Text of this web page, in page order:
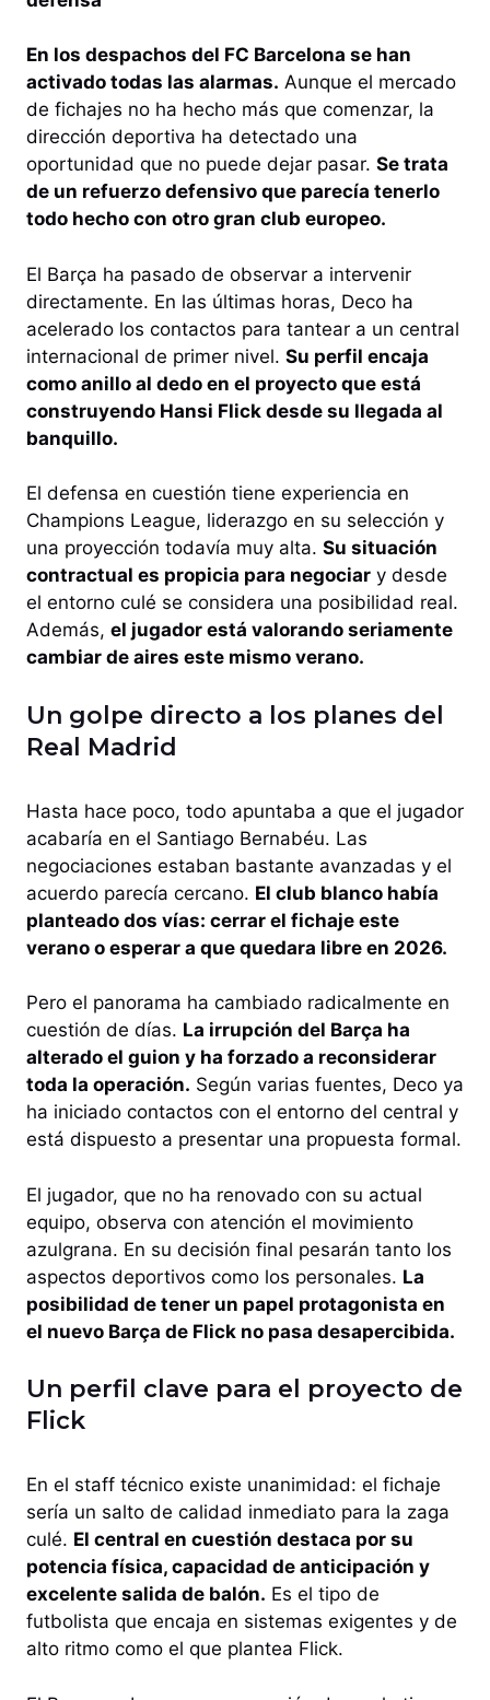
En los despachos del FC Barcelona se han
activado todas las alarmas. Aunque el mercado
de fichajes no ha hecho más que comenzar, la
dirección deportiva ha detectado una
oportunidad que no puede dejar pasar. Se trata
de un refuerzo defensivo que parecía tenerlo
todo hecho con otro gran club europeo.
El Barça ha pasado de observar a intervenir
directamente. En las últimas horas, Deco ha
acelerado los contactos para tantear a un central
internacional de primer nivel. Su perfil encaja
como anillo al dedo en el proyecto que está
construyendo Hansi Flick desde su llegada al
banquillo.
El defensa en cuestión tiene experiencia en
Champions League, liderazgo en su selección y
una proyección todavía muy alta. Su situación
contractual es propicia para negociar y desde
el entorno culé se considera una posibilidad real.
Además, el jugador está valorando seriamente
cambiar de aires este mismo verano.
Un golpe directo a los planes del
Real Madrid
Hasta hace poco, todo apuntaba a que el jugador
acabaría en el Santiago Bernabéu. Las
negociaciones estaban bastante avanzadas y el
acuerdo parecía cercano. El club blanco había
planteado dos vías: cerrar el fichaje este
verano o esperar a que quedara libre en 2026.
Pero el panorama ha cambiado radicalmente en
cuestión de días. La irrupción del Barça ha
alterado el guion y ha forzado a reconsiderar
toda la operación. Según varias fuentes, Deco ya
ha iniciado contactos con el entorno del central y
está dispuesto a presentar una propuesta formal.
El jugador, que no ha renovado con su actual
equipo, observa con atención el movimiento
azulgrana. En su decisión final pesarán tanto los
aspectos deportivos como los personales. La
posibilidad de tener un papel protagonista en
el nuevo Barça de Flick no pasa desapercibida.
Un perfil clave para el proyecto de
Flick
En el staff técnico existe unanimidad: el fichaje
sería un salto de calidad inmediato para la zaga
culé. El central en cuestión destaca por su
potencia física, capacidad de anticipación y
excelente salida de balón. Es el tipo de
futbolista que encaja en sistemas exigentes y de
alto ritmo como el que plantea Flick.